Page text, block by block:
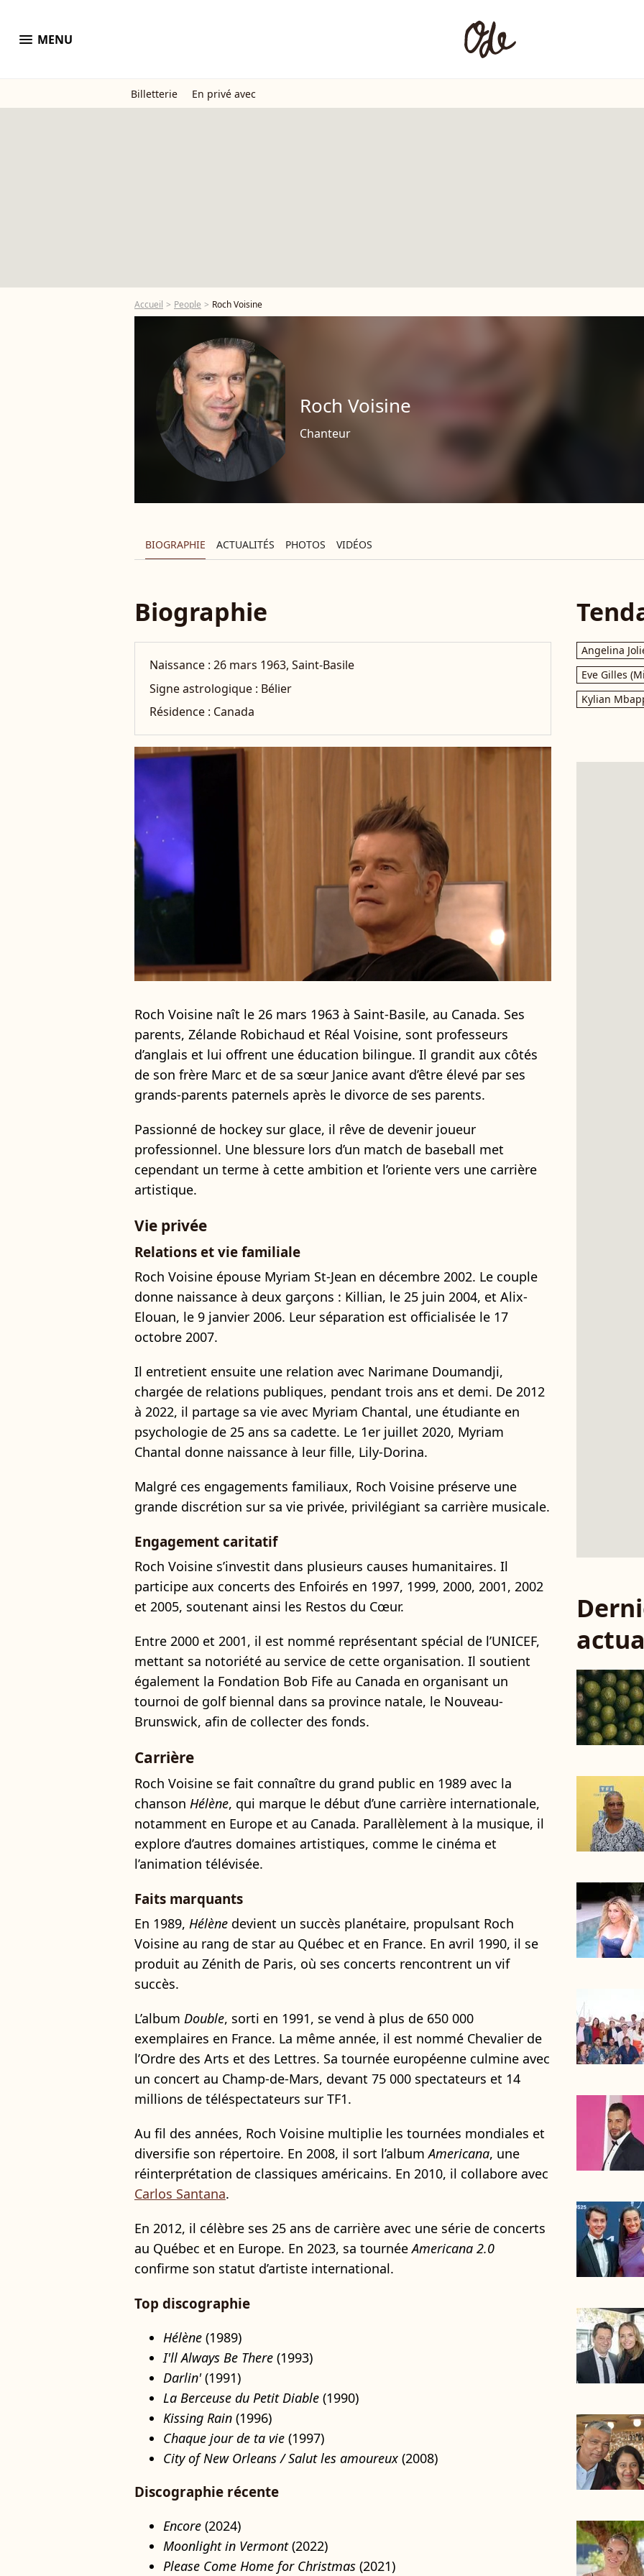
menu MENU
Billetterie En privé avec
Accueil People Roch Voisine
Roch Voisine
Chanteur
BIOGRAPHIE ACTUALITÉS PHOTOS VIDÉOS
Biographie
Naissance :26 mars 1963, Saint-Basile
Signe astrologique : Bélier
Résidence : Canada
Roch Voisine naît le 26 mars 1963 à Saint-Basile, au Canada. Ses
parents, Zélande Robichaud et Réal Voisine, sont professeurs
d’anglais et lui offrent une éducation bilingue. Il grandit aux côtés
de son frère Marc et de sa sœur Janice avant d’être élevé par ses
grands-parents paternels après le divorce de ses parents.
Passionné de hockey sur glace, il rêve de devenir joueur
professionnel. Une blessure lors d’un match de baseball met
cependant un terme à cette ambition et l’oriente vers une carrière
artistique.
Vie privée
Relations et vie familiale
Roch Voisine épouse Myriam St-Jean en décembre 2002. Le couple
donne naissance à deux garçons : Killian, le 25 juin 2004, et Alix-
Elouan, le 9 janvier 2006. Leur séparation est officialisée le 17
octobre 2007.
Il entretient ensuite une relation avec Narimane Doumandji,
chargée de relations publiques, pendant trois ans et demi. De 2012
à 2022, il partage sa vie avec Myriam Chantal, une étudiante en
psychologie de 25 ans sa cadette. Le 1er juillet 2020, Myriam
Chantal donne naissance à leur fille, Lily-Dorina.
Malgré ces engagements familiaux, Roch Voisine préserve une
grande discrétion sur sa vie privée, privilégiant sa carrière musicale.
Engagement caritatif
Roch Voisine s’investit dans plusieurs causes humanitaires. Il
participe aux concerts des Enfoirés en 1997, 1999, 2000, 2001, 2002
et 2005, soutenant ainsi les Restos du Cœur.
Entre 2000 et 2001, il est nommé représentant spécial de l’UNICEF,
mettant sa notoriété au service de cette organisation. Il soutient
également la Fondation Bob Fife au Canada en organisant un
tournoi de golf biennal dans sa province natale, le Nouveau-
Brunswick, afin de collecter des fonds.
Carrière
Roch Voisine se fait connaître du grand public en 1989 avec la
chanson Hélène, qui marque le début d’une carrière internationale,
notamment en Europe et au Canada. Parallèlement à la musique, il
explore d’autres domaines artistiques, comme le cinéma et
l’animation télévisée.
Faits marquants
En 1989, Hélène devient un succès planétaire, propulsant Roch
Voisine au rang de star au Québec et en France. En avril 1990, il se
produit au Zénith de Paris, où ses concerts rencontrent un vif
succès.
L’album Double, sorti en 1991, se vend à plus de 650 000
exemplaires en France. La même année, il est nommé Chevalier de
l’Ordre des Arts et des Lettres. Sa tournée européenne culmine avec
un concert au Champ-de-Mars, devant 75 000 spectateurs et 14
millions de téléspectateurs sur TF1.
Au fil des années, Roch Voisine multiplie les tournées mondiales et
diversifie son répertoire. En 2008, il sort l’albumAmericana, une
réinterprétation de classiques américains. En 2010, il collabore avec
Carlos Santana.
En 2012, il célèbre ses 25 ans de carrière avec une série de concerts
au Québec et en Europe. En 2023, sa tournéeAmericana 2.0
confirme son statut d’artiste international.
Top discographie
Hélène (1989)
I'll Always Be There (1993)
Darlin'(1991)
La Berceuse du Petit Diable (1990)
Kissing Rain (1996)
Chaque jour de ta vie (1997)
City of New Orleans / Salut les amoureux (2008)
Discographie récente
Encore (2024)
Moonlight in Vermont(2022)
Please Come Home for Christmas (2021)
Angelina
Eve Gilles
Kylian